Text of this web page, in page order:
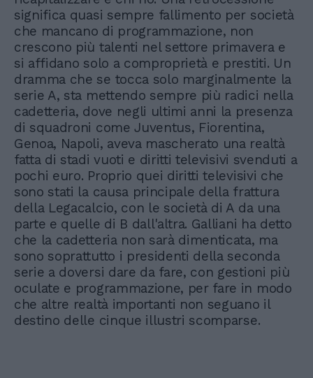
significa quasi sempre fallimento per società
che mancano di programmazione, non
crescono più talenti nel settore primavera e
si affidano solo a comproprietà e prestiti. Un
dramma che se tocca solo marginalmente la
serie A, sta mettendo sempre più radici nella
cadetteria, dove negli ultimi anni la presenza
di squadroni come Juventus, Fiorentina,
Genoa, Napoli, aveva mascherato una realtà
fatta di stadi vuoti e diritti televisivi svenduti a
pochi euro. Proprio quei diritti televisivi che
sono stati la causa principale della frattura
della Legacalcio, con le società di A da una
parte e quelle di B dall'altra. Galliani ha detto
che la cadetteria non sarà dimenticata, ma
sono soprattutto i presidenti della seconda
serie a doversi dare da fare, con gestioni più
oculate e programmazione, per fare in modo
che altre realtà importanti non seguano il
destino delle cinque illustri scomparse.